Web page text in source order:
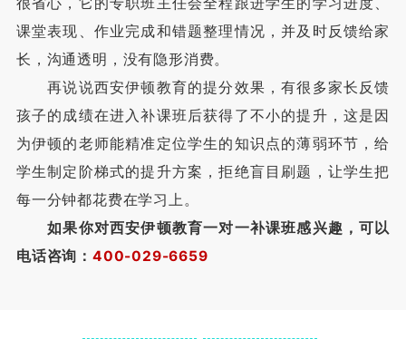
很省心，它的专职班主任会全程跟进学生的学习进度、
课堂表现、作业完成和错题整理情况，并及时反馈给家
长，沟通透明，没有隐形消费。
再说说西安伊顿教育的提分效果，有很多家长反馈
孩子的成绩在进入补课班后获得了不小的提升，这是因
为伊顿的老师能精准定位学生的知识点的薄弱环节，给
学生制定阶梯式的提升方案，拒绝盲目刷题，让学生把
每一分钟都花费在学习上。
如果你对西安伊顿教育一对一补课班感兴趣，可以
电话咨询： 400-029-6659